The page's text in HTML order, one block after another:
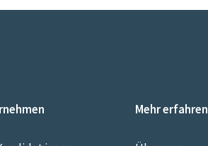
Mehr erfahren